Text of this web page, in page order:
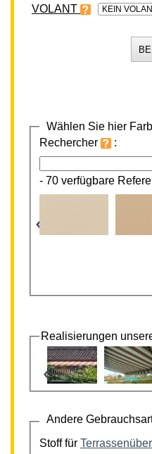
VOLANT KEIN
Wählen Sie hier
Rechercher
:
- 70 verfügbare
‹
Realisierungen
‹
Andere
Stoff für